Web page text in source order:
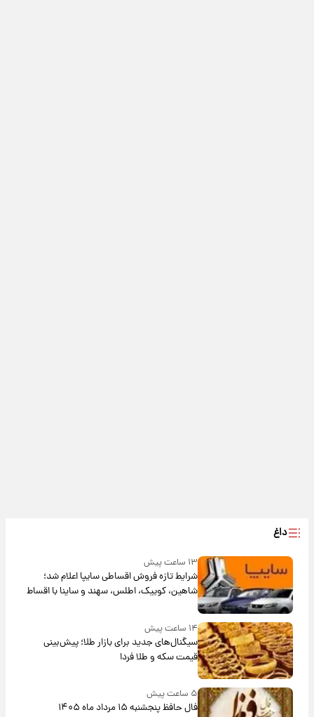
داغ
۱۳ ساعت پیش
شرایط تازه فروش اقساطی سایپا اعلام شد؛
شاهین، کوییک، اطلس، سهند و ساینا با اقساط
بلندمدت + جدول
۱۴ ساعت پیش
سیگنال‌های جدید برای بازار طلا؛ پیش‌بینی
قیمت سکه و طلا فردا
۵ ساعت پیش
فال حافظ پنجشنبه ۱۵ مرداد ماه ۱۴۰۵